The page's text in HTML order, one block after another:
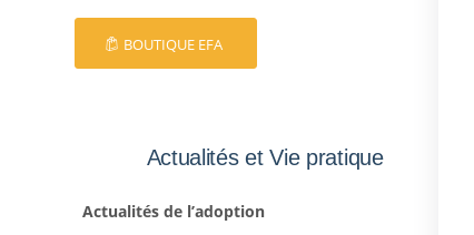
BOUTIQUE EFA
Actualités et Vie pratique
Actualités de l’adoption